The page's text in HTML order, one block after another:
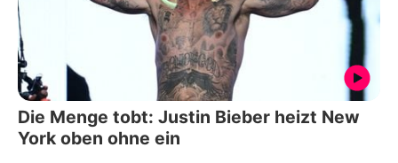
Die Menge tobt: Justin Bieber heizt New
York oben ohne ein